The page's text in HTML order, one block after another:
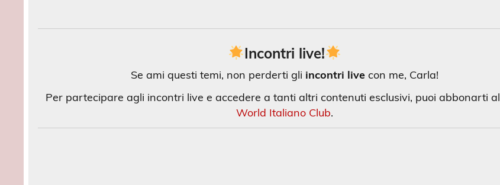
Incontri live!
Se ami questi temi, non perderti gli incontri livecon me, Carla!
Per partecipare agli incontri live e accedere a tanti altri contenuti esclusivi, puoi abbonarti al
World Italiano Club.